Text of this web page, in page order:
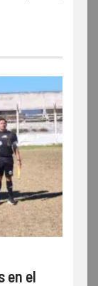
en el